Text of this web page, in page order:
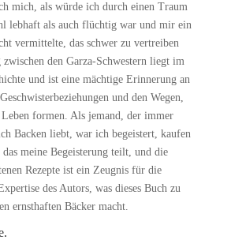
mich, als würde ich durch einen Traum
lebhaft als auch flüchtig war und mir ein
vermittelte, das schwer zu vertreiben
den Garza-Schwestern liegt im
und ist eine mächtige Erinnerung an
und den Wegen,
Leben formen. Als jemand, der immer
Backen liebt, war ich begeistert, kaufen
meine Begeisterung teilt, und die
Rezepte ist ein Zeugnis für die
des Autors, was dieses Buch zu
ernsthaften Bäcker macht.